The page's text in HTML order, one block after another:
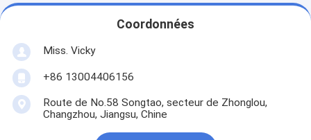
Coordonnées
Miss. Vicky
+86 13004406156
Route de No.58 Songtao, secteur de Zhonglou,
Changzhou, Jiangsu, Chine